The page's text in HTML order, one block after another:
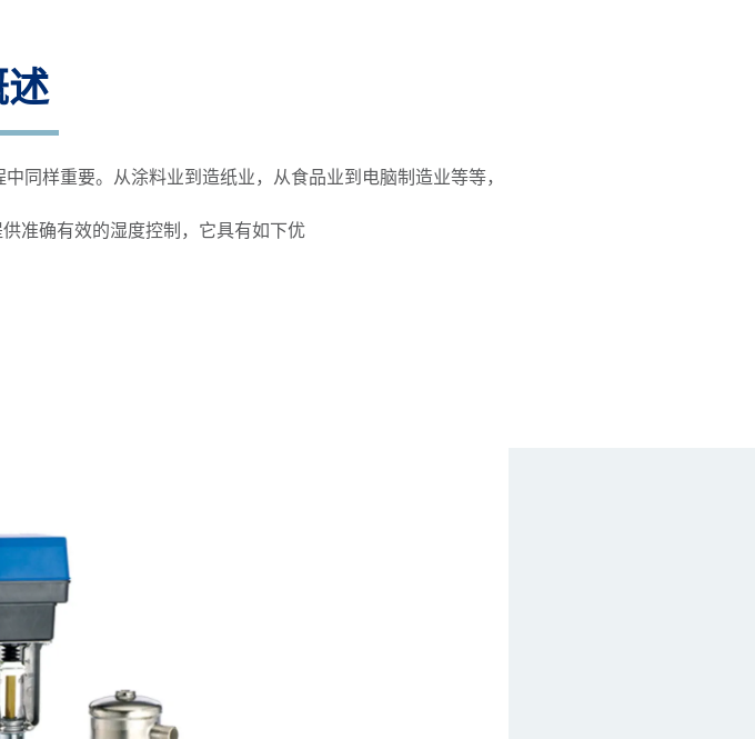
同样重要。从涂料业到造纸业，从食品业到电脑制造业等等，
准确有效的湿度控制，它具有如下优